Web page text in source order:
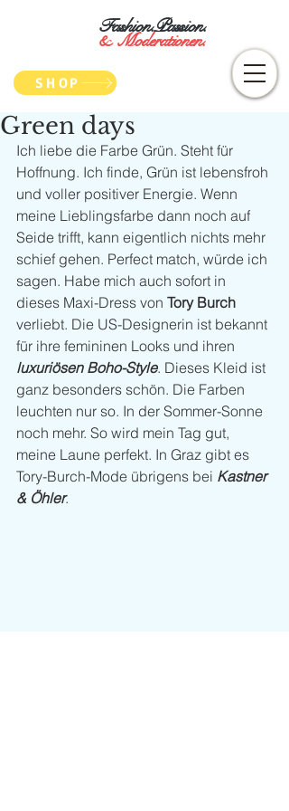
Fashion.Passion.
&Moderationen.
SHOP
Green days
Ich liebe die Farbe Grün. Steht für
Hoffnung. Ich finde, Grün ist lebensfroh
und voller positiver Energie. Wenn
meine Lieblingsfarbe dann noch auf
Seide trifft, kann eigentlich nichts mehr
schief gehen. Perfect match, würde ich
sagen. Habe mich auch sofort in
dieses Maxi-Dress von Tory Burch
verliebt. Die US-Designerin ist bekannt
für ihre femininen Looks und ihren
luxuriösen Boho-Style. Dieses Kleid ist
ganz besonders schön. Die Farben
leuchten nur so. In der Sommer-Sonne
noch mehr. So wird mein Tag gut,
meine Laune perfekt. In Graz gibt es
Tory-Burch-Mode übrigens bei Kastner
& Öhler.